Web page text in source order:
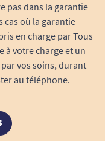
à tous.
utiliser les
les
pas dans la garantie
cas où la garantie
en charge par Tous
à votre charge et un
vos soins, durant
au téléphone.